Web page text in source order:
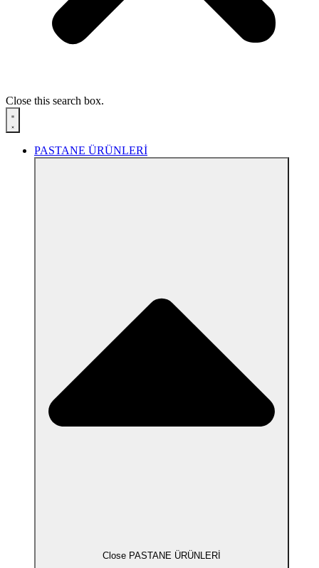
Close this search box.
PASTANE ÜRÜNLERİ
Close PASTANE ÜRÜNLERİ